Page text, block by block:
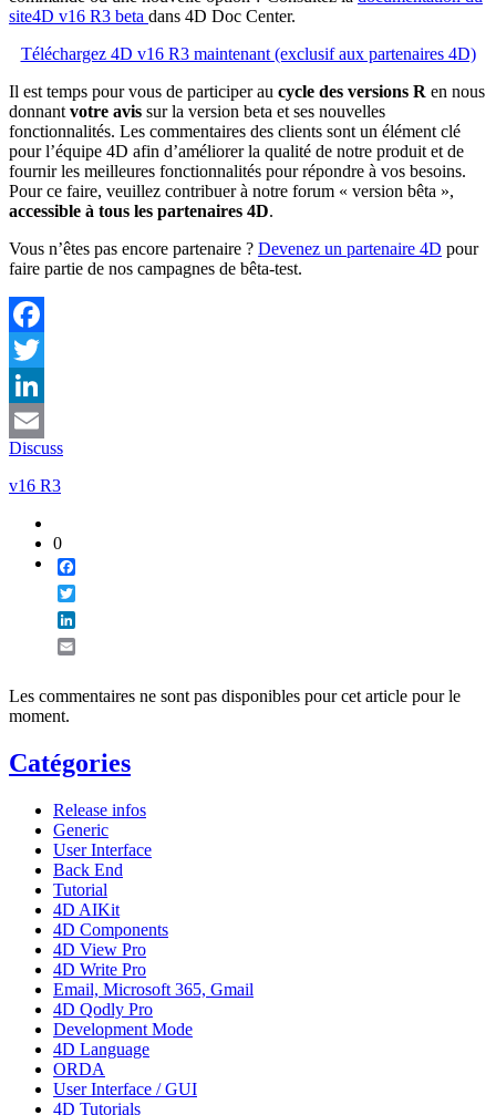
site4D v16 R3 beta dans 4D Doc Center.
Téléchargez 4D v16 R3 maintenant (exclusif aux partenaires 4D)
Il est temps pour vous de participer au cycle des versions R en nous
donnant votre avis sur la version beta et ses nouvelles
fonctionnalités. Les commentaires des clients sont un élément clé
pour l’équipe 4D afin d’améliorer la qualité de notre produit et de
fournir les meilleures fonctionnalités pour répondre à vos besoins.
Pour ce faire, veuillez contribuer à notre forum « version bêta »,
accessible à tous les partenaires 4D.
Vous n’êtes pas encore partenaire ? Devenez un partenaire 4D pour
faire partie de nos campagnes de bêta-test.
Facebook
Twitter
LinkedIn
Email
Discuss
v16 R3
0
Les commentaires ne sont pas disponibles pour cet article pour le
moment.
Catégories
Release infos
Generic
User Interface
Back End
Tutorial
4D AIKit
4D Components
4D View Pro
4D Write Pro
Email, Microsoft 365, Gmail
4D Qodly Pro
Development Mode
4D Language
ORDA
User Interface / GUI
4D Tutorials